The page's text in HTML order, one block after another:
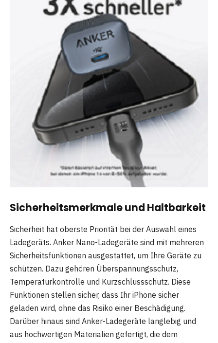
Sicherheitsmerkmale und Haltbarkeit
Sicherheit hat oberste Priorität bei der Auswahl eines
Ladegeräts. Anker Nano-Ladegeräte sind mit mehreren
Sicherheitsfunktionen ausgestattet, um Ihre Geräte zu
schützen. Dazu gehören Überspannungsschutz,
Temperaturkontrolle und Kurzschlussschutz. Diese
Funktionen stellen sicher, dass Ihr iPhone sicher
geladen wird, ohne das Risiko einer Beschädigung.
Darüber hinaus sind Anker-Ladegeräte langlebig und
aus hochwertigen Materialien gefertigt, die dem